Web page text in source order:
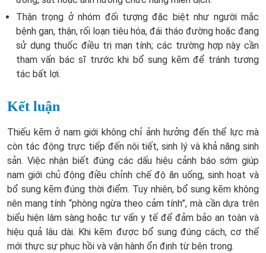
Thận trọng ở nhóm đối tượng đặc biệt như người mắc
bệnh gan, thận, rối loạn tiêu hóa, đái tháo đường hoặc đang
sử dụng thuốc điều trị mạn tính; các trường hợp này cần
tham vấn bác sĩ trước khi bổ sung kẽm để tránh tương
tác bất lợi.
Kết luận
Thiếu kẽm ở nam giới không chỉ ảnh hưởng đến thể lực mà
còn tác động trực tiếp đến nội tiết, sinh lý và khả năng sinh
sản. Việc nhận biết đúng các dấu hiệu cảnh báo sớm giúp
nam giới chủ động điều chỉnh chế độ ăn uống, sinh hoạt và
bổ sung kẽm đúng thời điểm. Tuy nhiên, bổ sung kẽm không
nên mang tính “phòng ngừa theo cảm tính”, mà cần dựa trên
biểu hiện lâm sàng hoặc tư vấn y tế để đảm bảo an toàn và
hiệu quả lâu dài. Khi kẽm được bổ sung đúng cách, cơ thể
mới thực sự phục hồi và vận hành ổn định từ bên trong.